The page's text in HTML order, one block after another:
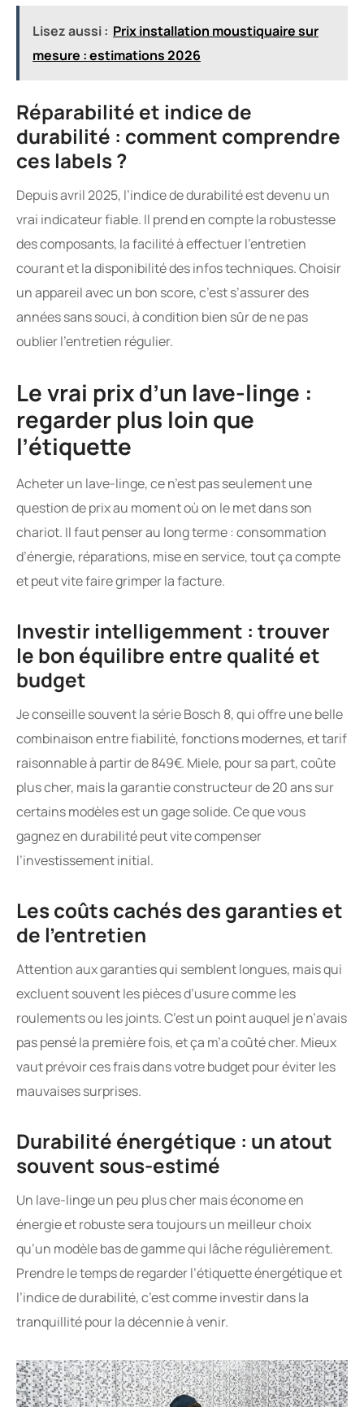
Lisez aussi : Prix installation moustiquaire sur
mesure : estimations 2026
Réparabilité et indice de
durabilité : comment comprendre
ces labels ?
Depuis avril 2025, l’indice de durabilité est devenu un
vrai indicateur fiable. Il prend en compte la robustesse
des composants, la facilité à effectuer l’entretien
courant et la disponibilité des infos techniques. Choisir
un appareil avec un bon score, c’est s’assurer des
années sans souci, à condition bien sûr de ne pas
oublier l’entretien régulier.
Le vrai prix d’un lave-linge :
regarder plus loin que
l’étiquette
Acheter un lave-linge, ce n’est pas seulement une
question de prix au moment où on le met dans son
chariot. Il faut penser au long terme : consommation
d’énergie, réparations, mise en service, tout ça compte
et peut vite faire grimper la facture.
Investir intelligemment : trouver
le bon équilibre entre qualité et
budget
Je conseille souvent la série Bosch 8, qui offre une belle
combinaison entre fiabilité, fonctions modernes, et tarif
raisonnable à partir de 849€. Miele, pour sa part, coûte
plus cher, mais la garantie constructeur de 20 ans sur
certains modèles est un gage solide. Ce que vous
gagnez en durabilité peut vite compenser
l’investissement initial.
Les coûts cachés des garanties et
de l’entretien
Attention aux garanties qui semblent longues, mais qui
excluent souvent les pièces d’usure comme les
roulements ou les joints. C’est un point auquel je n’avais
pas pensé la première fois, et ça m’a coûté cher. Mieux
vaut prévoir ces frais dans votre budget pour éviter les
mauvaises surprises.
Durabilité énergétique : un atout
souvent sous-estimé
Un lave-linge un peu plus cher mais économe en
énergie et robuste sera toujours un meilleur choix
qu’un modèle bas de gamme qui lâche régulièrement.
Prendre le temps de regarder l’étiquette énergétique et
l’indice de durabilité, c’est comme investir dans la
tranquillité pour la décennie à venir.